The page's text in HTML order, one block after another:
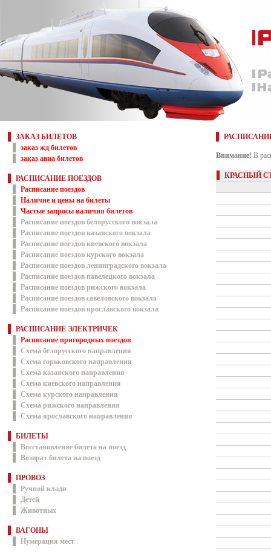
ЗАКАЗ БИЛЕТОВ
заказ жд билетов
заказ авиа билетов
РАСПИСАНИЕ ПОЕЗДОВ
Расписание поездов
Наличие и цены на билеты
Частые запросы наличия билетов
Расписание поездов белорусского вокзала
Расписание поездов казанского вокзала
Расписание поездов киевского вокзала
Расписание поездов курского вокзала
Расписание поездов ленинградского вокзала
Расписание поездов павелецкого вокзала
Расписание поездов рижского вокзала
Расписание поездов савеловского вокзала
Расписание поездов ярославского вокзала
РАСПИСАНИЕ ЭЛЕКТРИЧЕК
Расписание пригородных поездов
Схема белорусского направления
Схема горьковского направления
Схема казанского направления
Схема киевского направления
Схема курского направления
Схема рижского направления
Схема ярославского направления
БИЛЕТЫ
Восстановление билета на поезд
Возврат билета на поезд
ПРОВОЗ
Ручной клади
Детей
Животных
ВАГОНЫ
Нумерация мест
Внимание! В
КРАСНЫЙ